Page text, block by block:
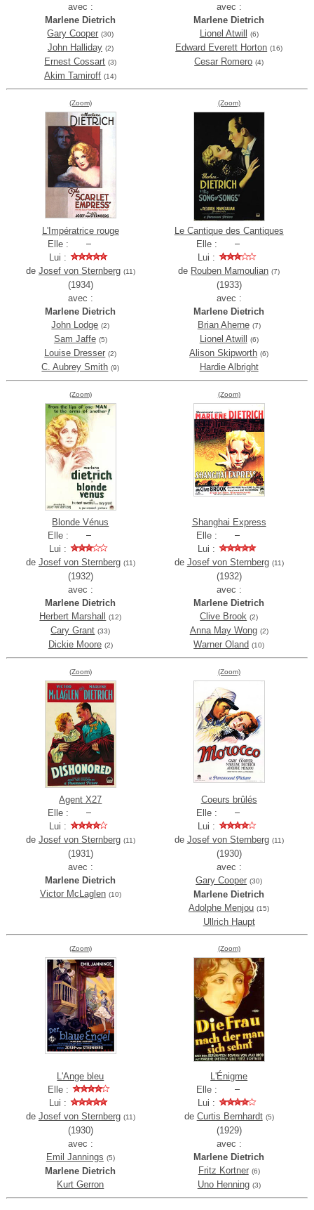
avec :
Marlene Dietrich
Gary Cooper (30)
John Halliday (2)
Ernest Cossart (3)
Akim Tamiroff (14)
avec :
Marlene Dietrich
Lionel Atwill
(6)
Edward Everett Horton (16)
Cesar Romero (4)
(Zoom)
L'Impératrice rouge
Elle :
Lui :
de Josef von Sternberg (11)
(1934)
avec :
Marlene Dietrich
John Lodge (2)
Sam Jaffe (5)
Louise Dresser (2)
C. Aubrey Smith (9)
(Zoom)
Le Cantique des Cantiques
Elle :
Lui :
de Rouben Mamoulian (7)
(1933)
avec :
Marlene Dietrich
Brian Aherne (7)
Lionel Atwill (6)
Alison Skipworth (6)
Hardie Albright
(Zoom)
Blonde Vénus
Elle :
Lui :
de Josef von Sternberg (11)
(1932)
avec :
Marlene Dietrich
Herbert Marshall
(12)
Cary Grant (33)
Dickie Moore (2)
(Zoom)
Shanghai Express
Elle :
Lui :
de Josef von Sternberg (11)
(1932)
avec :
Marlene Dietrich
Clive Brook (2)
Anna May Wong (2)
Warner Oland (10)
(Zoom)
Agent X27
Elle :
Lui :
de Josef von Sternberg (11)
(1931)
avec :
Marlene Dietrich
Victor McLaglen (10)
(Zoom)
Coeurs brûlés
Elle :
Lui :
de Josef von Sternberg (11)
(1930)
avec :
Gary Cooper (30)
Marlene Dietrich
Adolphe Menjou (15)
Ullrich Haupt
(Zoom)
L'Ange bleu
Elle :
Lui :
de Josef von Sternberg (11)
(1930)
avec :
Emil Jannings (5)
Marlene Dietrich
Kurt Gerron
(Zoom)
L'Énigme
Elle :
Lui :
de Curtis Bernhardt (5)
(1929)
avec :
Marlene Dietrich
Fritz Kortner (6)
Uno Henning (3)